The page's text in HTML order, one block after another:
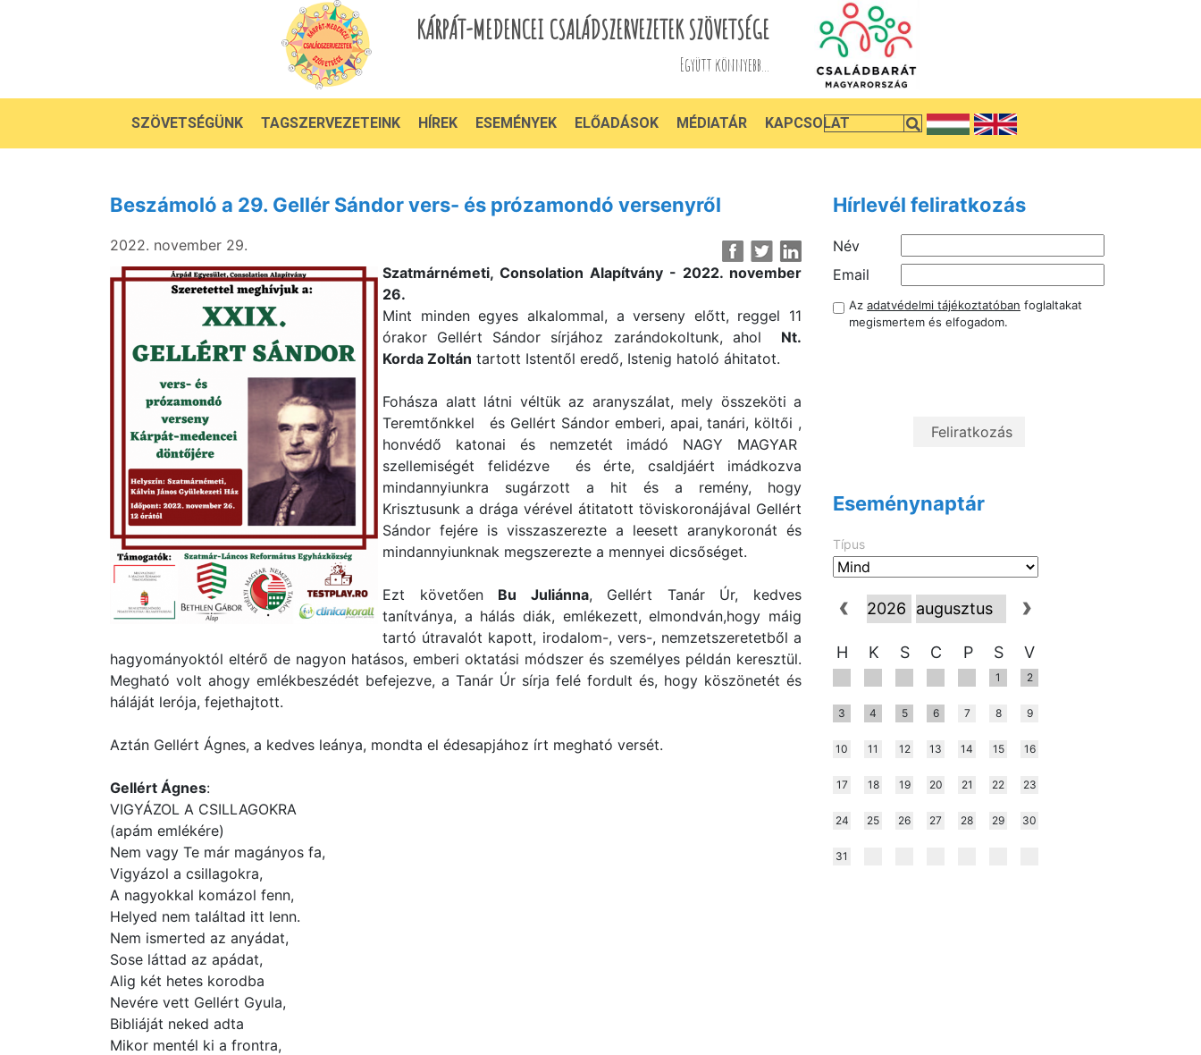
KÁRPÁT-MEDENCEI CSALÁDSZERVEZETEK SZÖVETSÉGE
Együtt könnyebb...
SZÖVETSÉGÜNK TAGSZERVEZETEINK HÍREK ESEMÉNYEK ELŐADÁSOK MÉDIATÁR KAPCSOLAT
Beszámoló a 29. Gellér Sándor vers- és prózamondó versenyről
2022. november 29.
Szatmárnémeti, Consolation Alapítvány - 2022. november
26.
Mint minden egyes alkalommal, a verseny előtt, reggel 11
órakor Gellért Sándor sírjához zarándokoltunk, ahol Nt.
Korda Zoltán tartott Istentől eredő, Istenig hatoló áhitatot.
Fohásza alatt látni véltük az aranyszálat, mely összeköti a
Teremtőnkkel és Gellért Sándor emberi, apai, tanári, költői ,
honvédő katonai és nemzetét imádó NAGY MAGYAR
szellemiségét felidézve és érte, csaldjáért imádkozva
mindannyiunkra sugárzott a hit és a remény, hogy
Krisztusunk a drága vérével átitatott töviskoronájával Gellért
Sándor fejére is visszaszerezte a leesett aranykoronát és
mindannyiunknak megszerezte a mennyei dicsőséget.
Ezt követően Bu Juliánna, Gellért Tanár Úr, kedves
tanítványa, a hálás diák, emlékezett, elmondván,hogy máig
tartó útravalót kapott, irodalom-, vers-, nemzetszeretetből a
hagyományoktól eltérő de nagyon hatásos, emberi oktatási módszer és személyes példán keresztül.
Megható volt ahogy emlékbeszédét befejezve, a Tanár Úr sírja felé fordult és, hogy köszönetét és
háláját lerója, fejethajtott.
Aztán Gellért Ágnes, a kedves leánya, mondta el édesapjához írt megható versét.
Gellért Ágnes:
VIGYÁZOL A CSILLAGOKRA
(apám emlékére)
Nem vagy Te már magányos fa,
Vigyázol a csillagokra,
A nagyokkal komázol fenn,
Helyed nem találtad itt lenn.
Nem ismerted az anyádat,
Sose láttad az apádat,
Alig két hetes korodba
Nevére vett Gellért Gyula,
Bibliáját neked adta
Mikor mentél ki a frontra,
Hírlevél feliratkozás
Név
Email
Az adatvédelmi tájékoztatóban foglaltakat
megismertem és elfogadom.
Eseménynaptár
Típus
H K S C P S V
1 2
3 4 5 6 7 8 9
10 11 12 13 14 15 16
17 18 19 20 21 22 23
24 25 26 27 28 29 30
31